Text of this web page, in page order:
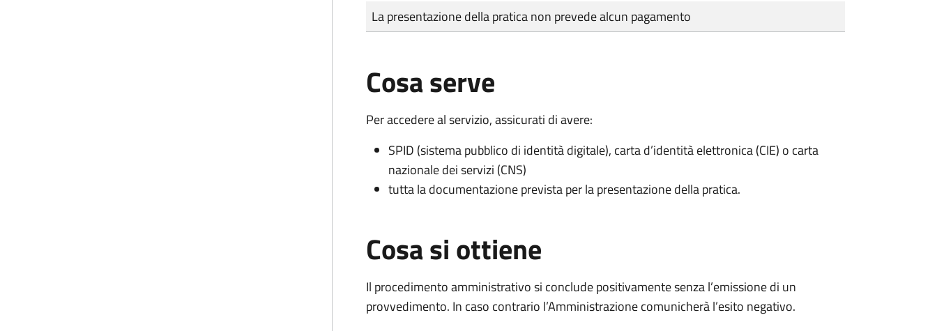
Tipo di pagamento
Importo
La presentazione della pratica non prevede alcun pagamento
Cosa serve
Per accedere al servizio, assicurati di avere:
SPID (sistema pubblico di identità digitale), carta d’identità elettronica (CIE) o carta
nazionale dei servizi (CNS)
tutta la documentazione prevista per la presentazione della pratica.
Cosa si ottiene
Il procedimento amministrativo si conclude positivamente senza l’emissione di un
provvedimento. In caso contrario l’Amministrazione comunicherà l’esito negativo.